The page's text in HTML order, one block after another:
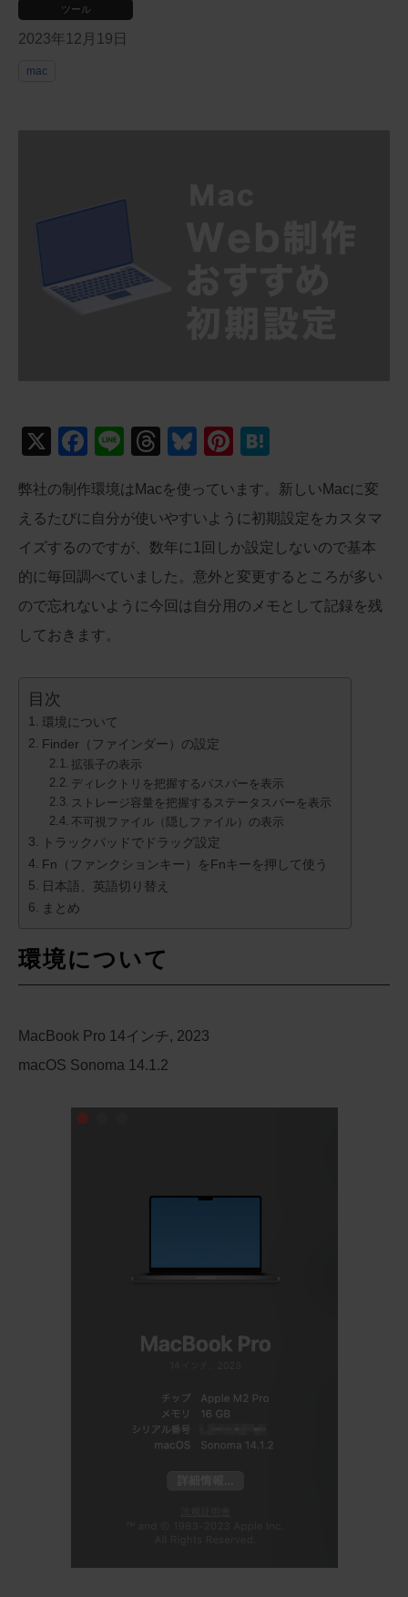
ツール
2023年12月19日
mac
X
F
c
e
b
o
o
k
Li
e
T
e
a
d
s
Bl
e
sk
y
Pi
er
e
st
e
n
a
弊社の制作環境はMacを使っています。新しいMacに変
えるたびに自分が使いやすいように初期設定をカスタマ
イズするのですが、数年に1回しか設定しないので基本
的に毎回調べていました。意外と変更するところが多い
ので忘れないように今回は自分用のメモとして記録を残
しておきます。
目次
環境について
Finder（ファインダー）の設定
拡張子の表示
ディレクトリを把握するパスバーを表示
ストレージ容量を把握するステータスバーを表示
不可視ファイル（隠しファイル）の表示
トラックパッドでドラッグ設定
Fn（ファンクションキー）をFnキーを押して使う
日本語、英語切り替え
まとめ
環境について
MacBook Pro 14インチ, 2023
macOS Sonoma 14.1.2